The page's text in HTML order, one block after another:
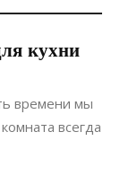
кухни
времени мы
всегда